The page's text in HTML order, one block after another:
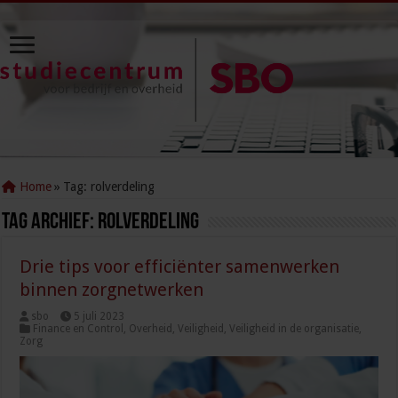
Home » Tag: rolverdeling
Tag Archief: rolverdeling
Drie tips voor efficiënter samenwerken
binnen zorgnetwerken
sbo
5 juli 2023
Finance en Control , Overheid ,Veiligheid ,Veiligheid in de organisatie,
Zorg